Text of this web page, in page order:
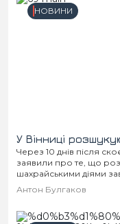
НОВИНИ
У Вінниці
Через 10 днів після
заявили про те, що
шахрайськими діями
фоторобот аферистки
Антон Булгаков